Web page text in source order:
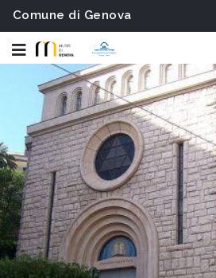
Comune di Genova